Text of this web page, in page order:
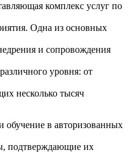
комплекс услуг по
Одна из основных
и сопровождения
уровня: от
несколько тысяч
в авторизованных
подтверждающие их